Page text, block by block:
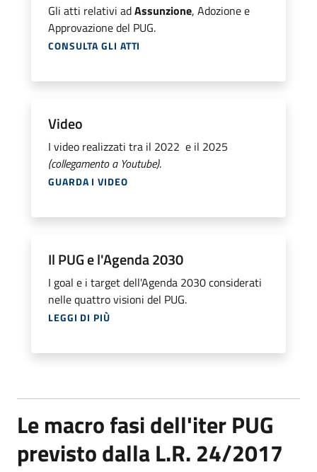
Gli atti relativi adAssunzione, Adozione e
Approvazione del PUG.
CONSULTA GLI ATTI
Video
I video realizzati tra il 2022 e il 2025
(collegamento a Youtube).
GUARDA I VIDEO
Il PUG e l'Agenda 2030
I goal e i target dell'Agenda 2030 considerati
nelle quattro visioni del PUG.
LEGGI DI PIÙ
Le macro fasi dell'iter PUG
previsto dalla L.R. 24/2017